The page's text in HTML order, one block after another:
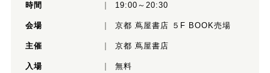
時間 19:00～20:30
会場 京都 蔦屋書店 ５F BOOK売場
主催 京都 蔦屋書店
入場 無料